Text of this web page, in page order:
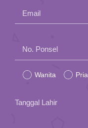
Email
leave
this
No. Ponsel
Wanita Pria
Tanggal Lahir